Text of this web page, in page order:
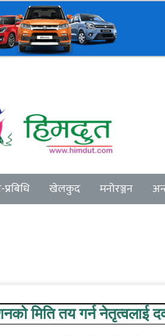
प्रबिधि खेलकुद मनोरञ्जन
मिति तय गर्न नेतृत्वलाई